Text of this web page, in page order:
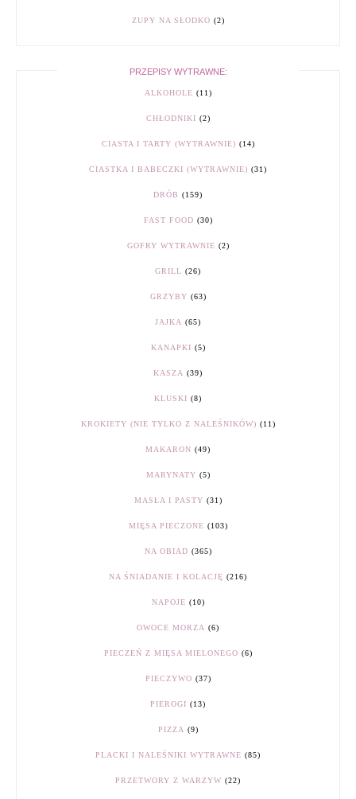
ZUPY NA SŁODKO (2)
PRZEPISY WYTRAWNE:
ALKOHOLE (11)
CHŁODNIKI (2)
CIASTA I TARTY (WYTRAWNIE) (14)
CIASTKA I BABECZKI (WYTRAWNIE) (31)
DRÓB (159)
FAST FOOD (30)
GOFRY WYTRAWNIE (2)
GRILL (26)
GRZYBY (63)
JAJKA (65)
KANAPKI (5)
KASZA (39)
KLUSKI (8)
KROKIETY (NIE TYLKO Z NALEŚNIKÓW) (11)
MAKARON (49)
MARYNATY (5)
MASŁA I PASTY (31)
MIĘSA PIECZONE (103)
NA OBIAD (365)
NA ŚNIADANIE I KOLACJĘ (216)
NAPOJE (10)
OWOCE MORZA (6)
PIECZEŃ Z MIĘSA MIELONEGO (6)
PIECZYWO (37)
PIEROGI (13)
PIZZA (9)
PLACKI I NALEŚNIKI WYTRAWNE (85)
PRZETWORY Z WARZYW (22)